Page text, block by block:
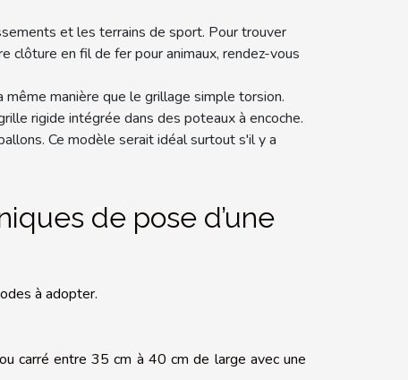
et les terrains de sport. Pour trouver
clôture en fil de fer pour animaux, rendez-vous
manière que le grillage simple torsion.
rigide intégrée dans des poteaux à encoche.
Ce modèle serait idéal surtout s'il y a
de pose d’une
à adopter.
carré entre 35 cm à 40 cm de large avec une